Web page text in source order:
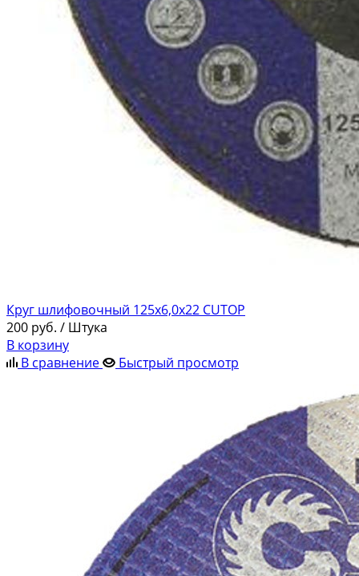
Круг шлифовочный 125х6,0х22 СUTOP
200 руб. / Штука
В корзину
В сравнение
Быстрый просмотр